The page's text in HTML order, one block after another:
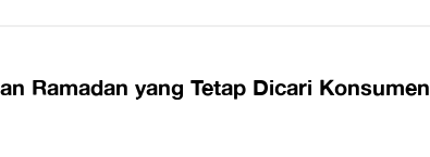
Ramadan yang Tetap Dicari Konsumen